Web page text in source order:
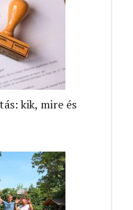
kik, mire és